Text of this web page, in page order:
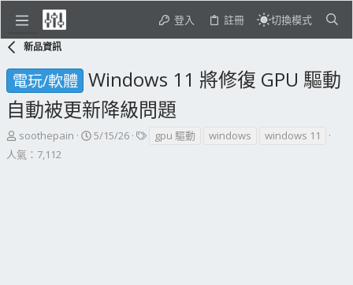
登入 註冊 切換模式
新品資訊
電玩/軟體 Windows 11 將修復 GPU 驅動
自動被更新降級問題
主
題
soothepain
開
5/15/26
標gpu 驅動 windows
windows 11
人氣：7,112